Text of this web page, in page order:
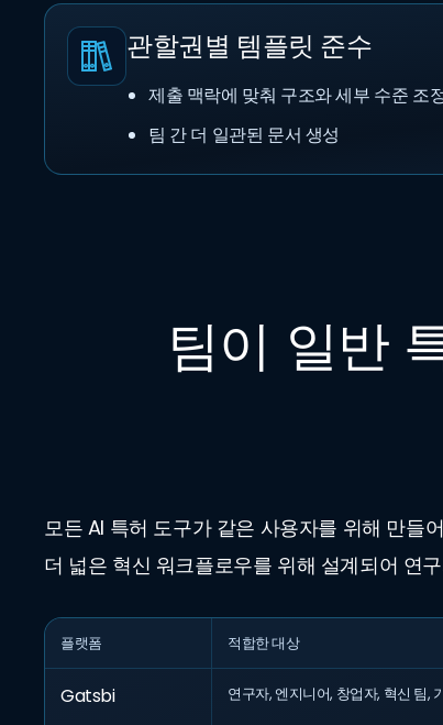
관할권별 템플릿 준수
제출 맥락에 맞춰 구조와 세부 수준 조
팀 간 더 일관된 문서 생성
팀이 일반
모든 AI 특허 도구가 같은 사용자를 위해 만들
더 넓은 혁신 워크플로우를 위해 설계되어 연
플랫폼 적합한 대상
Gatsbi 연구자, 엔지니어, 창업자, 혁신 팀,